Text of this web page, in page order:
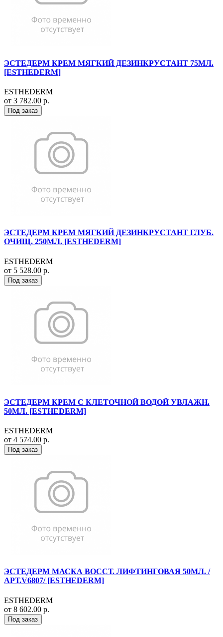
ЭСТЕДЕРМ КРЕМ МЯГКИЙ ДЕЗИНКРУСТАНТ 75МЛ.
[ESTHEDERM]
ESTHEDERM
от 3 782.00 р.
Под заказ
ЭСТЕДЕРМ КРЕМ МЯГКИЙ ДЕЗИНКРУСТАНТ ГЛУБ.
ОЧИЩ. 250МЛ. [ESTHEDERM]
ESTHEDERM
от 5 528.00 р.
Под заказ
ЭСТЕДЕРМ КРЕМ С КЛЕТОЧНОЙ ВОДОЙ УВЛАЖН.
50МЛ. [ESTHEDERM]
ESTHEDERM
от 4 574.00 р.
Под заказ
ЭСТЕДЕРМ МАСКА ВОССТ. ЛИФТИНГОВАЯ 50МЛ. /
АРТ.V6807/ [ESTHEDERM]
ESTHEDERM
от 8 602.00 р.
Под заказ